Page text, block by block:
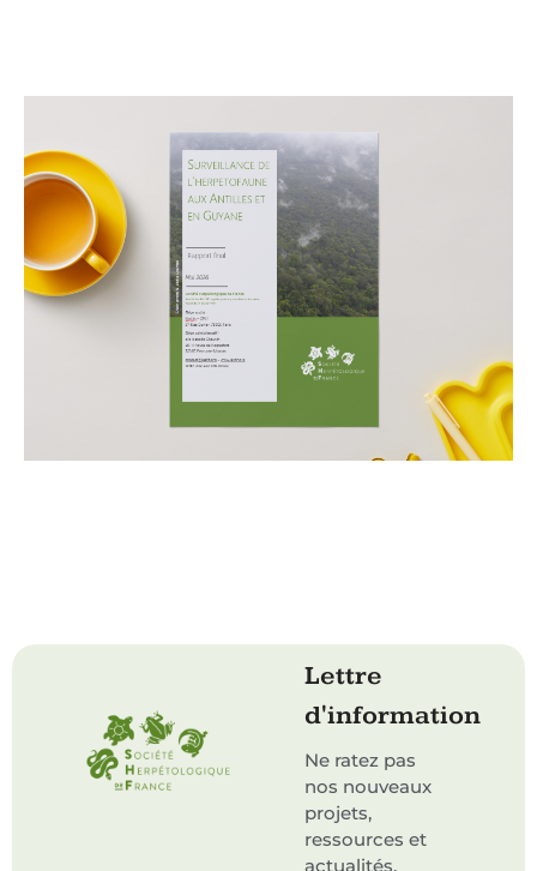
Lettre
d'information
Ne ratez pas
nos nouveaux
projets,
ressources et
actualités.